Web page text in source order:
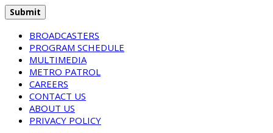
BROADCASTERS
PROGRAM SCHEDULE
MULTIMEDIA
METRO PATROL
CAREERS
CONTACT US
ABOUT US
PRIVACY POLICY